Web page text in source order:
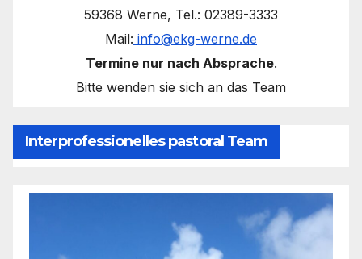
59368 Werne, Tel.: 02389-3333
Mail: info@ekg-werne.de
Termine nur nach Absprache.
Bitte wenden sie sich an das Team
Interprofessionelles pastoral Team